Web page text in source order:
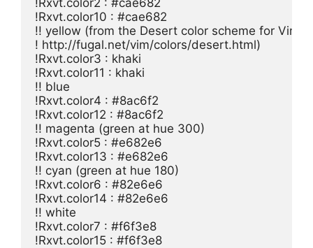
!Rxvt.color2 : #cae682
!Rxvt.color10 : #cae682
!! yellow (from the Desert color scheme for Vim:
! http://fugal.net/vim/colors/desert.html)
!Rxvt.color3 : khaki
!Rxvt.color11 : khaki
!! blue
!Rxvt.color4 : #8ac6f2
!Rxvt.color12 : #8ac6f2
!! magenta (green at hue 300)
!Rxvt.color5 : #e682e6
!Rxvt.color13 : #e682e6
!! cyan (green at hue 180)
!Rxvt.color6 : #82e6e6
!Rxvt.color14 : #82e6e6
!! white
!Rxvt.color7 : #f6f3e8
!Rxvt.color15 : #f6f3e8